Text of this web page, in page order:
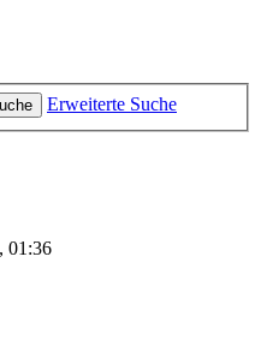
Erweiterte Suche
01:36